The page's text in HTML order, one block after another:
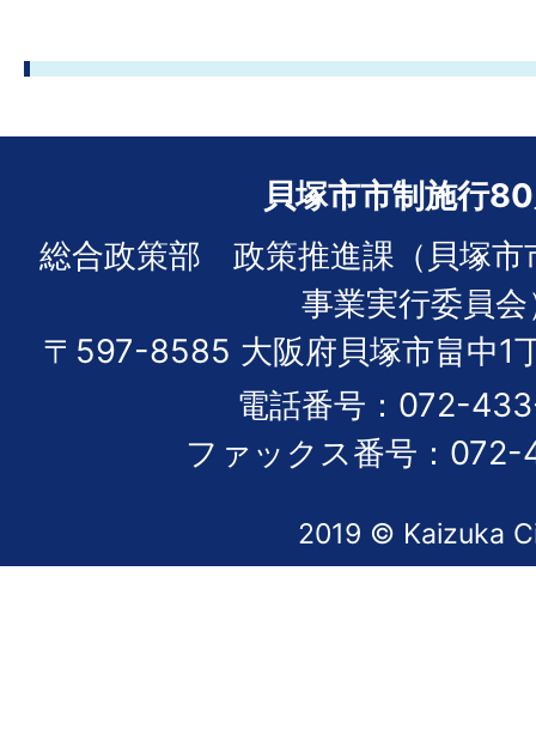
貝塚市市制施行
総合政策部 政策推進課（貝塚市
事業実行委員会
〒597-8585 大阪府貝塚市畠中1
電話番号：072-
ファックス番号：
2019 © Kaizuka